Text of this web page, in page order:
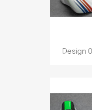
Design